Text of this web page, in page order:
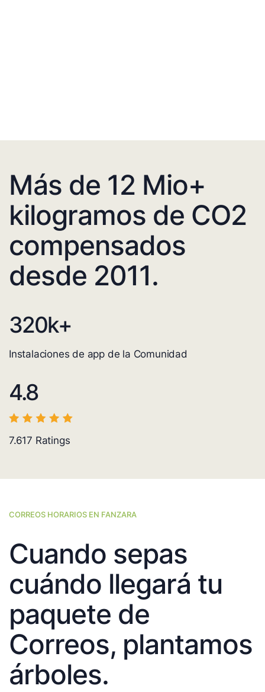
Más de 12 Mio+
kilogramos de CO2
compensados
desde 2011.
320k+
Instalaciones de app de la Comunidad
4.8
7.617 Ratings
CORREOS HORARIOS EN FANZARA
Cuando sepas
cuándo llegará tu
paquete de
Correos, plantamos
árboles.